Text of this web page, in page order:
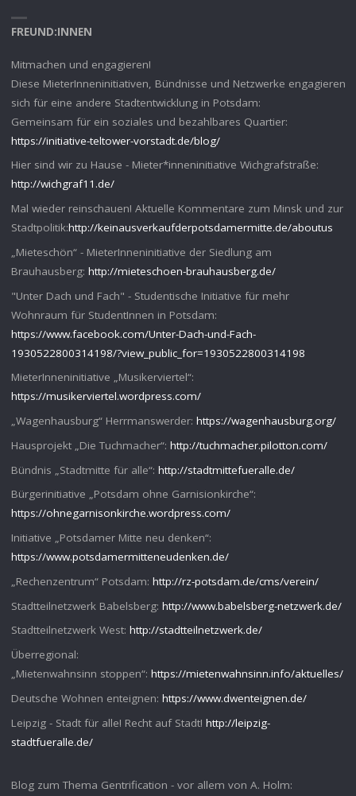
FREUND:INNEN
Mitmachen und engagieren!
Diese MieterInneninitiativen, Bündnisse und Netzwerke engagieren
sich für eine andere Stadtentwicklung in Potsdam:
Gemeinsam für ein soziales und bezahlbares Quartier:
https://initiative-teltower-vorstadt.de/blog/
Hier sind wir zu Hause - Mieter*inneninitiative Wichgrafstraße:
http://wichgraf11.de/
Mal wieder reinschauen! Aktuelle Kommentare zum Minsk und zur
Stadtpolitik:http://keinausverkaufderpotsdamermitte.de/aboutus
„Mieteschön“ - MieterInneninitiative der Siedlung am
Brauhausberg: http://mieteschoen-brauhausberg.de/
"Unter Dach und Fach" - Studentische Initiative für mehr
Wohnraum für StudentInnen in Potsdam:
https://www.facebook.com/Unter-Dach-und-Fach-
1930522800314198/?view_public_for=1930522800314198
MieterInneninitiative „Musikerviertel“:
https://musikerviertel.wordpress.com/
„Wagenhausburg“ Herrmanswerder: https://wagenhausburg.org/
Hausprojekt „Die Tuchmacher“: http://tuchmacher.pilotton.com/
Bündnis „Stadtmitte für alle“: http://stadtmittefueralle.de/
Bürgerinitiative „Potsdam ohne Garnisionkirche“:
https://ohnegarnisonkirche.wordpress.com/
Initiative „Potsdamer Mitte neu denken“:
https://www.potsdamermitteneudenken.de/
„Rechenzentrum“ Potsdam: http://rz-potsdam.de/cms/verein/
Stadtteilnetzwerk Babelsberg: http://www.babelsberg-netzwerk.de/
Stadtteilnetzwerk West: http://stadtteilnetzwerk.de/
Überregional:
„Mietenwahnsinn stoppen“: https://mietenwahnsinn.info/aktuelles/
Deutsche Wohnen enteignen: https://www.dwenteignen.de/
Leipzig - Stadt für alle! Recht auf Stadt! http://leipzig-
stadtfueralle.de/
Blog zum Thema Gentrification - vor allem von A. Holm: